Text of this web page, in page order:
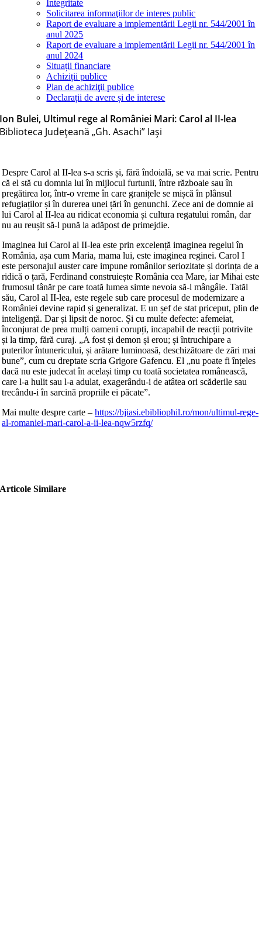
Integritate
Solicitarea informaţiilor de interes public
Raport de evaluare a implementării Legii nr. 544/2001 în
anul 2025
Raport de evaluare a implementării Legii nr. 544/2001 în
anul 2024
Situații financiare
Achiziții publice
Plan de achiziţii publice
Declarații de avere și de interese
Ion Bulei, Ultimul rege al României Mari: Carol al II-lea
Biblioteca Judeţeană „Gh. Asachi” Iaşi
Despre Carol al II-lea s-a scris și, fără îndoială, se va mai scrie. Pentru
că el stă cu domnia lui în mijlocul furtunii, între războaie sau în
pregătirea lor, într-o vreme în care granițele se mișcă în plânsul
refugiaților și în durerea unei țări în genunchi. Zece ani de domnie ai
lui Carol al II-lea au ridicat economia și cultura regatului român, dar
nu au reușit să-l pună la adăpost de primejdie.
Imaginea lui Carol al II-lea este prin excelență imaginea regelui în
România, așa cum Maria, mama lui, este imaginea reginei. Carol I
este personajul auster care impune românilor seriozitate și dorința de a
ridică o țară, Ferdinand construiește România cea Mare, iar Mihai este
frumosul tânăr pe care toată lumea simte nevoia să-l mângâie. Tatăl
său, Carol al II-lea, este regele sub care procesul de modernizare a
României devine rapid și generalizat. E un șef de stat priceput, plin de
inteligență. Dar și lipsit de noroc. Și cu multe defecte: afemeiat,
înconjurat de prea mulți oameni corupți, incapabil de reacții potrivite
și la timp, fără curaj. „A fost și demon și erou; și întruchipare a
puterilor întunericului, și arătare luminoasă, deschizătoare de zări mai
bune”, cum cu dreptate scria Grigore Gafencu. El „nu poate fi înțeles
dacă nu este judecat în același timp cu toată societatea românească,
care l-a hulit sau l-a adulat, exagerându-i de atâtea ori scăderile sau
trecându-i în sarcină propriile ei păcate”.
Mai multe despre carte – https://bjiasi.ebibliophil.ro/mon/ultimul-rege-
al-romaniei-mari-carol-a-ii-lea-nqw5rzfq/
Articole Similare